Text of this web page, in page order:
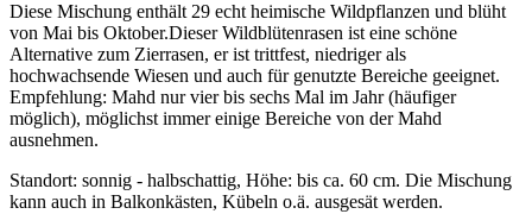
Diese Mischung enthält 29 echt heimische Wildpflanzen und blüht
von Mai bis Oktober.Dieser Wildblütenrasen ist eine schöne
Alternative zum Zierrasen, er ist trittfest, niedriger als
hochwachsende Wiesen und auch für genutzte Bereiche geeignet.
Empfehlung: Mahd nur vier bis sechs Mal im Jahr (häufiger
möglich), möglichst immer einige Bereiche von der Mahd
ausnehmen.
Standort: sonnig - halbschattig, Höhe: bis ca. 60 cm. Die Mischung
kann auch in Balkonkästen, Kübeln o.ä. ausgesät werden.